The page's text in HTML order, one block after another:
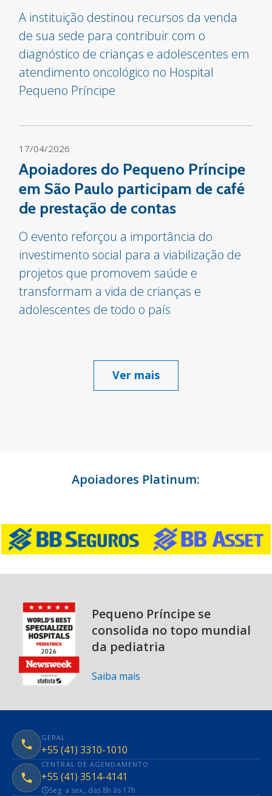
A instituição destinou recursos da venda
de sua sede para contribuir com o
diagnóstico de crianças e adolescentes em
atendimento oncológico no Hospital
Pequeno Príncipe
17/04/2026
Apoiadores do Pequeno Príncipe
em São Paulo participam de café
de prestação de contas
O evento reforçou a importância do
investimento social para a viabilização de
projetos que promovem saúde e
transformam a vida de crianças e
adolescentes de todo o país
Ver mais
Apoiadores Platinum:
Pequeno Príncipe se
consolida no topo mundial
da pediatria
Saiba mais
GERAL
+55 (41) 3310-1010
CENTRAL DE AGENDAMENTO
+55 (41) 3514-4141
Seg. a sex., das 8h às 17h